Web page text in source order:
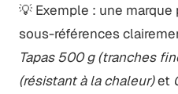
💡 Exemple : une
sous-références
Tapas 500 g (tranches
(résistant à la chaleur)et